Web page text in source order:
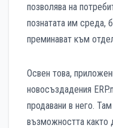
позволява на
познатата им среда,
преминават към
Освен това,
новосъздадения
продавани в него.
възможността както